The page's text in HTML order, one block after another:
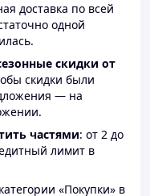
доставка по всей
одной
скидки от
скидки были
— на
частями: от 2 до
лимит в
«Покупки» в